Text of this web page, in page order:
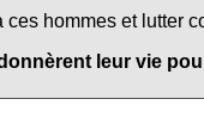
hommes et lutter
leur vie